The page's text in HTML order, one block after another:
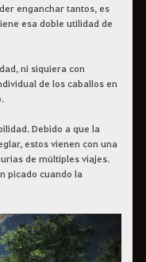
enganchar tantos, es
esa doble utilidad de
ni siquiera con
de los caballos en
Debido a que la
estos vienen con una
de múltiples viajes.
picado cuando la